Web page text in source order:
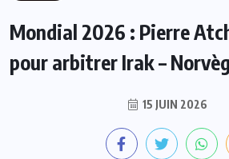
Mondial 2026 : Pierre
pour arbitrer Irak –
15 JUIN 2026